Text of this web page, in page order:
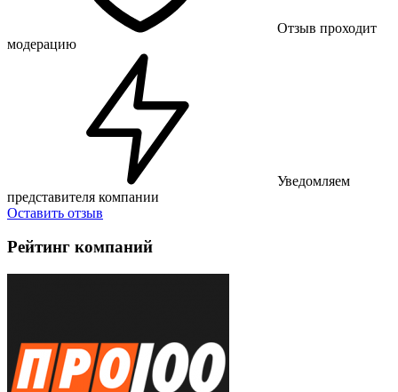
Отзыв проходит
модерацию
Уведомляем
представителя компании
Оставить отзыв
Рейтинг компаний